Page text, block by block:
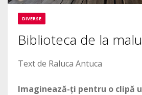
DIVERSE
Biblioteca de la
Text de Raluca Antuca
Imaginează-ți pentru o clipă